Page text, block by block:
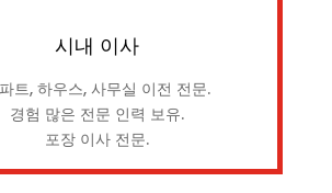
시내 이사
트, 하우스, 사무실 이전 전문.
경험 많은 전문 인력 보유.
포장 이사 전문.